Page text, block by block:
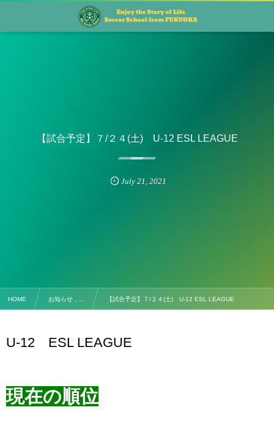
【試合予定】７/２４(土) U-12 ESL LEAGUE
July 21 , 2021
HOME お知らせ , … 【試合予定】７/２４(土) U-12 ESL LEAGUE
U-12 ESL LEAGUE
現在の順位